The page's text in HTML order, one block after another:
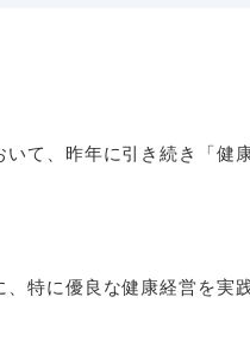
て、昨年に引き続き「健
特に優良な健康経営を実